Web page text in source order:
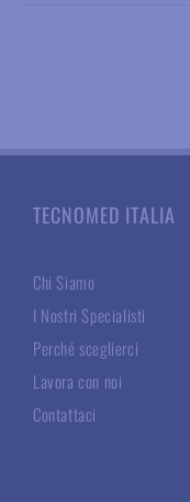
TECNOMED ITALIA
Chi Siamo
I Nostri Specialisti
Perché sceglierci
Lavora con noi
Contattaci